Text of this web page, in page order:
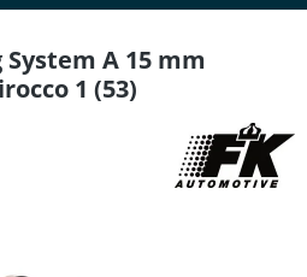
A 15 mm
1 (53)